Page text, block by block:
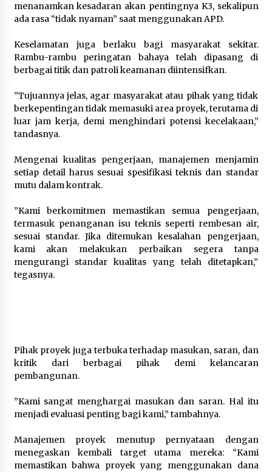
menanamkan kesadaran akan pentingnya K3, sekalipun
ada rasa “tidak nyaman” saat menggunakan APD.
‎Keselamatan juga berlaku bagi masyarakat sekitar.
Rambu-rambu peringatan bahaya telah dipasang di
berbagai titik dan patroli keamanan diintensifkan.
‎”Tujuannya jelas, agar masyarakat atau pihak yang tidak
berkepentingan tidak memasuki area proyek, terutama di
luar jam kerja, demi menghindari potensi kecelakaan,”
tandasnya.
‎Mengenai kualitas pengerjaan, manajemen menjamin
setiap detail harus sesuai spesifikasi teknis dan standar
mutu dalam kontrak.
‎”Kami berkomitmen memastikan semua pengerjaan,
termasuk penanganan isu teknis seperti rembesan air,
sesuai standar. Jika ditemukan kesalahan pengerjaan,
kami akan melakukan perbaikan segera tanpa
mengurangi standar kualitas yang telah ditetapkan,”
tegasnya.
Pihak proyek juga terbuka terhadap masukan, saran, dan
kritik dari berbagai pihak demi kelancaran
pembangunan.
‎”Kami sangat menghargai masukan dan saran. Hal itu
menjadi evaluasi penting bagi kami,” tambahnya.
‎Manajemen proyek menutup pernyataan dengan
menegaskan kembali target utama mereka: “Kami
memastikan bahwa proyek yang menggunakan dana